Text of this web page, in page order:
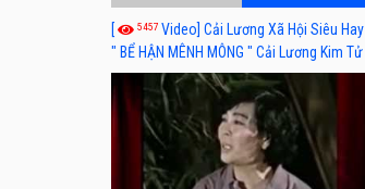
[ 5457 Video] Cải Lương Xã Hội Siêu Hay
" BỂ HẬN MÊNH MÔNG " Cải Lương Kim Tử
Long, Thanh Ngân Hay Nhất